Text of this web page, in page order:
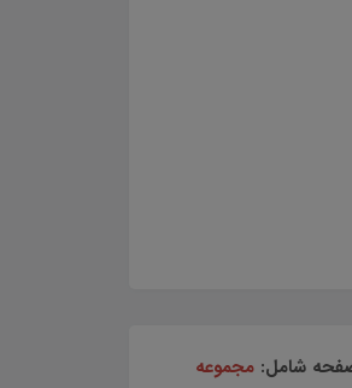
شامل: مجموعه